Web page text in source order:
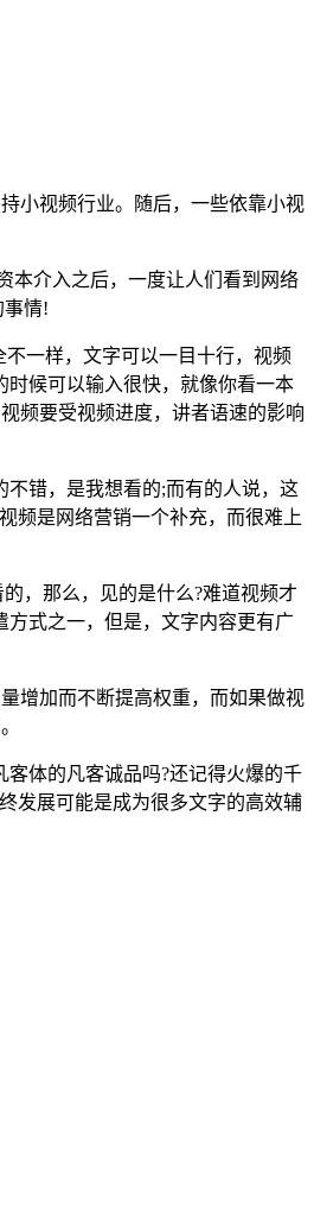
小视频行业。随后，一些依靠小视
本介入之后，一度让人们看到网络
事情!
一样，文字可以一目十行，视频
时候可以输入很快，就像你看一本
频要受视频进度，讲者语速的影响
错，是我想看的;而有的人说，这
频是网络营销一个补充，而很难上
，那么，见的是什么?难道视频才
式之一，但是，文字内容更有广
增加而不断提高权重，而如果做视
体的凡客诚品吗?还记得火爆的千
发展可能是成为很多文字的高效辅